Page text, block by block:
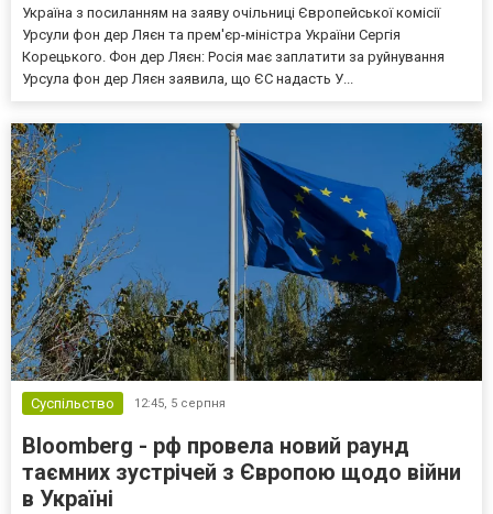
Україна з посиланням на заяву очільниці Європейської комісії
Урсули фон дер Ляєн та прем'єр-міністра України Сергія
Корецького. Фон дер Ляєн: Росія має заплатити за руйнування
Урсула фон дер Ляєн заявила, що ЄС надасть У...
Суспільство 12:45, 5 серпня
Bloomberg - рф провела новий раунд
таємних зустрічей з Європою щодо війни
в Україні